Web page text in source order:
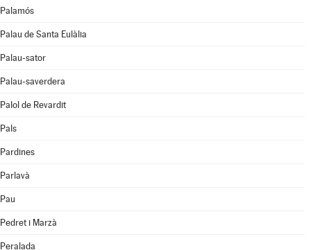
Palamós
Palau de Santa Eulàlia
Palau-sator
Palau-saverdera
Palol de Revardit
Pals
Pardines
Parlavà
Pau
Pedret i Marzà
Peralada